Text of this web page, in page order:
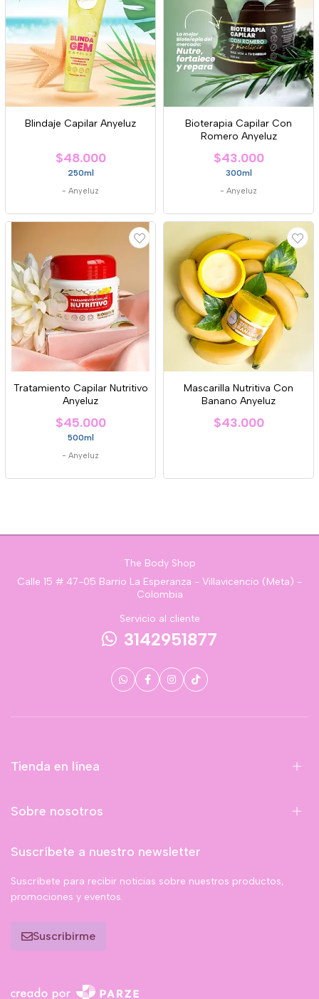
Blindaje Capilar Anyeluz
$48.000
250ml
- Anyeluz
Bioterapia Capilar Con
Romero Anyeluz
$43.000
300ml
- Anyeluz
Tratamiento Capilar Nutritivo
Anyeluz
$45.000
500ml
- Anyeluz
Mascarilla Nutritiva Con
Banano Anyeluz
$43.000
The Body Shop
Calle 15 # 47-05 Barrio La Esperanza - Villavicencio (Meta) -
Colombia
Servicio al cliente
3142951877
Tienda en línea
Sobre nosotros
Suscríbete a nuestro newsletter
Suscríbete para recibir noticias sobre nuestros productos,
promociones y eventos.
Suscribirme